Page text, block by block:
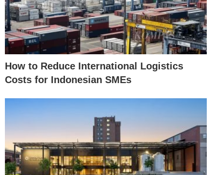
How to Reduce International Logistics
Costs for Indonesian SMEs